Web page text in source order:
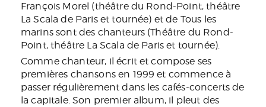
François Morel (théâtre du Rond-Point, théâtre
La Scala de Paris et tournée) et de Tous les
marins sont des chanteurs (Théâtre du Rond-
Point, théâtre La Scala de Paris et tournée).
Comme chanteur, il écrit et compose ses
premières chansons en 1999 et commence à
passer régulièrement dans les cafés-concerts de
la capitale. Son premier album, il pleut des